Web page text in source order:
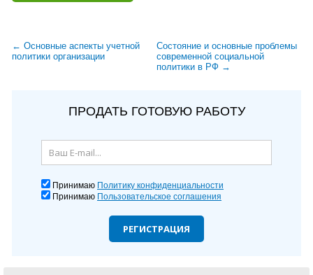
← Основные аспекты учетной
политики организации
Состояние и основные проблемы
современной социальной
политики в РФ →
ПРОДАТЬ ГОТОВУЮ РАБОТУ
Принимаю Политику конфиденциальности
Принимаю Пользовательское соглашения
РЕГИСТРАЦИЯ